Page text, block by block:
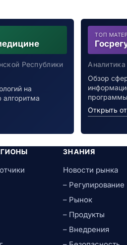
Республики
на
ТОП
Обзор
Открыть
ЗНАНИЯ
Новости рынка
– Регулирование
– Рынок
– Продукты
– Внедрения